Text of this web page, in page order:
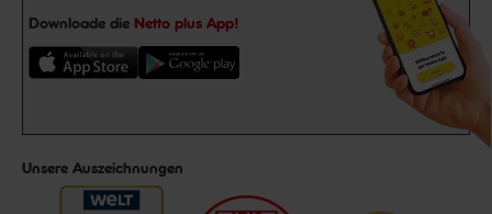
Downloade die Netto plus App!
Unsere Auszeichnungen